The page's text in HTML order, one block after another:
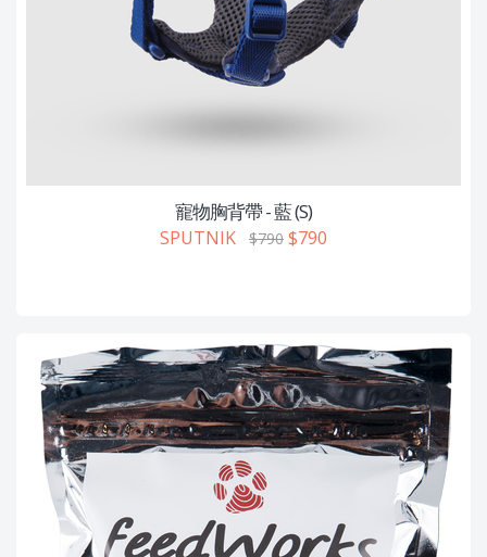
寵物胸背帶 - 藍 (S)
SPUTNIK $790 $790